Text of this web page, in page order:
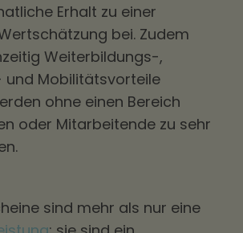
Erhalt zu einer
bei. Zudem
Weiterbildungs-,
und Mobilitätsvorteile
ohne einen Bereich
oder Mitarbeitende zu sehr
sind mehr als nur eine